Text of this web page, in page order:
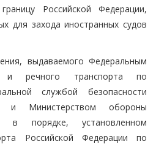
Российской Федерации,
для захода иностранных судов
выдаваемого Федеральным
и речного транспорта по
службой безопасности
и Министерством обороны
в порядке, установленном
Российской Федерации по